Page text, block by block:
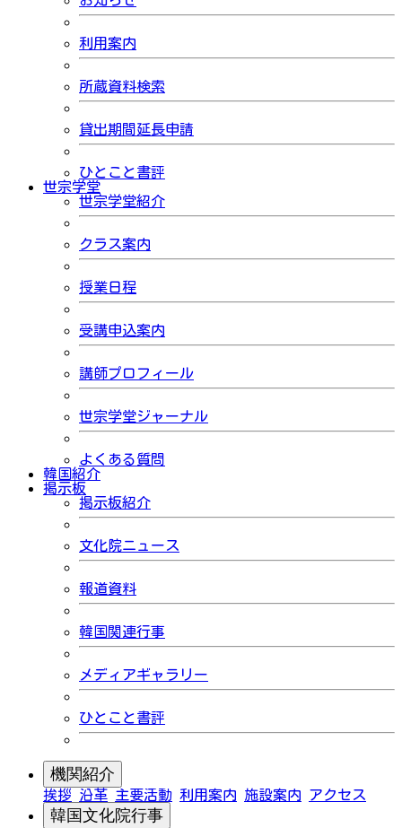
利用案内
所蔵資料検索
貸出期間延長申請
ひとこと書評
世宗学堂
世宗学堂紹介
クラス案内
授業日程
受講申込案内
講師プロフィール
世宗学堂ジャーナル
よくある質問
韓国紹介
掲示板
掲示板紹介
文化院ニュース
報道資料
韓国関連行事
メディアギャラリー
ひとこと書評
機関紹介
挨拶 沿革 主要活動 利用案内 施設案内 アクセス
韓国文化院行事